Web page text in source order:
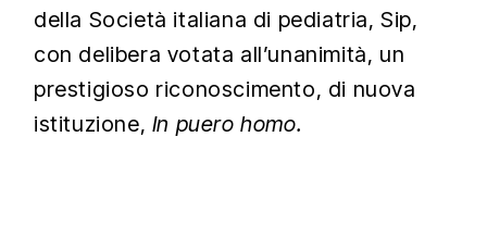
della Società italiana di pediatria, Sip,
con delibera votata all’unanimità, un
prestigioso riconoscimento, di nuova
istituzione, In puero homo.